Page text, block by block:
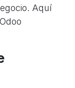
Aquí